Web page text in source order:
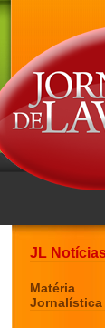
JL
Matéria
Jornalística